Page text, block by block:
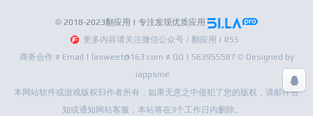
© 2018-2023翻应用 | 专注发现优质应用
更多内容请关注微信公众号 / 翻应用 | RSS
商务合作 # Email | lasweet@163.com # QQ | 563955587 © Designed by
iappsme
本网站软件或游戏版权归作者所有，如果无意之中侵犯了您的版权，请邮件告
知或通知网站客服，本站将在3个工作日内删除。